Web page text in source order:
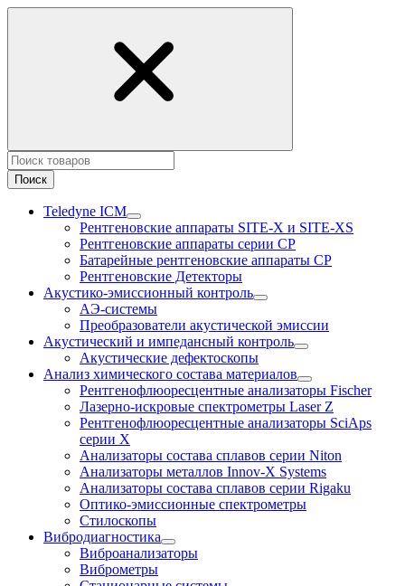
Поиск
Teledyne ICM
Рентгеновские аппараты SITE-X и SITE-XS
Рентгеновские аппараты серии CP
Батарейные рентгеновские аппараты CP
Рентгеновские Детекторы
Акустико-эмисcионный контроль
АЭ-системы
Преобразователи акустической эмиссии
Акустический и импедансный контроль
Акустические дефектоскопы
Анализ химического состава материалов
Рентгенофлюоресцентные анализаторы Fischer
Лазерно-искровые спектрометры Laser Z
Рентгенофлюоресцентные анализаторы SciAps
серии Х
Анализаторы состава сплавов серии Niton
Анализаторы металлов Innov-X Systems
Анализаторы состава сплавов серии Rigaku
Оптико-эмиссионные спектрометры
Стилоскопы
Вибродиагностика
Виброанализаторы
Виброметры